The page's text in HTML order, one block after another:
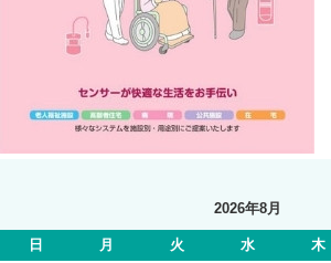
2026年8月
日 月 火 水 木